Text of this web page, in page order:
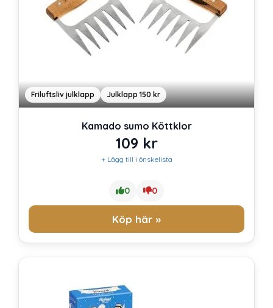
Friluftsliv julklapp Julklapp 150 kr
Kamado sumo Köttklor
109 kr
+ Lägg till i önskelista
0 0
Köp här »